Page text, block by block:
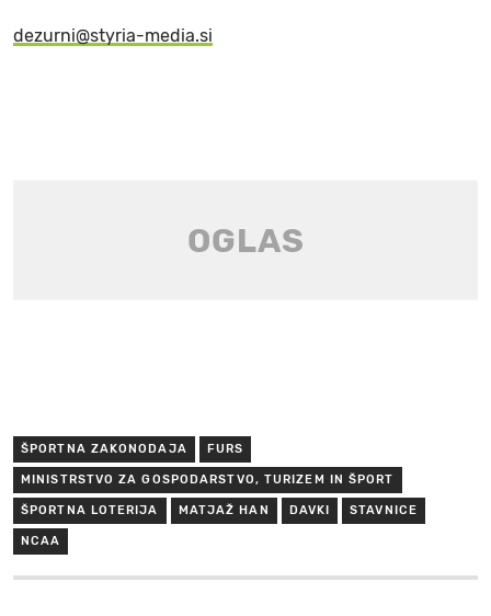
dezurni@styria-media.si
ŠPORTNA ZAKONODAJA FURS
MINISTRSTVO ZA GOSPODARSTVO, TURIZEM IN ŠPORT
ŠPORTNA LOTERIJA MATJAŽ HAN DAVKI STAVNICE
NCAA